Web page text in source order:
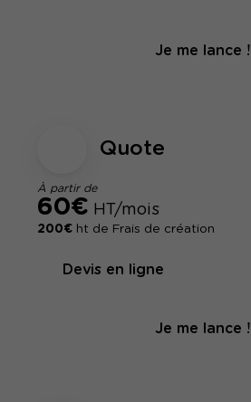
Je me lance !
Quote
À partir de
60€ HT/mois
200€ ht de Frais de création
Devis en ligne
Je me lance !